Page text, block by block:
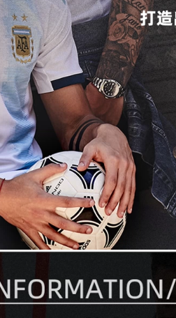
Thủ quỹ khuyến
siêu thủ môn thủ
môn ưu tú sp hào
quang mà không
cần đầu với ngón
tay đỏ găng tay thủ
môn bảo vệ
3,012,000
găng tay thủ môn
bóng đá lửa thủ
môn Elite Sport hào
quang của nước
mưa mềm với đầu
tháo lắp bằng tấm
lót ngón
2,662,000
găng tay thủ môn
hào quang thủ môn
bóng đá lửa tinh
nhuệ thể thao hàng
đầu với di ngón tay
2,222,000
May thở găng tay